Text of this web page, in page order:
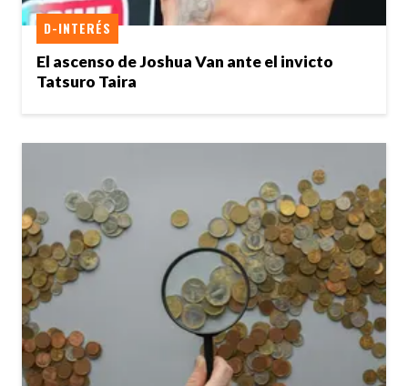
El ascenso de Joshua Van ante el invicto
Tatsuro Taira
D-INTERÉS